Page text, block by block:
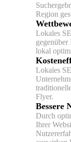
Region
Lokales
lokal
Lokales
Flyer.
Bessere
Durch
Ihrer